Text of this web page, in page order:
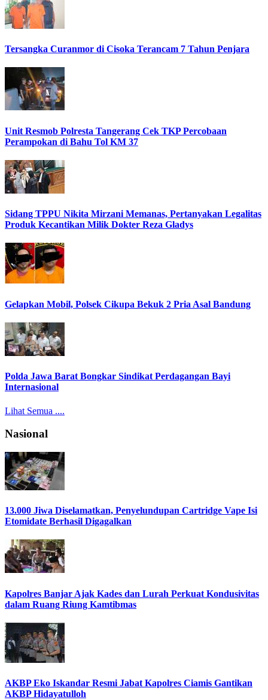
Tersangka Curanmor di Cisoka Terancam 7 Tahun Penjara
Unit Resmob Polresta Tangerang Cek TKP Percobaan
Perampokan di Bahu Tol KM 37
Sidang TPPU Nikita Mirzani Memanas, Pertanyakan Legalitas
Produk Kecantikan Milik Dokter Reza Gladys
Gelapkan Mobil, Polsek Cikupa Bekuk 2 Pria Asal Bandung
Polda Jawa Barat Bongkar Sindikat Perdagangan Bayi
Internasional
Lihat Semua ....
Nasional
13.000 Jiwa Diselamatkan, Penyelundupan Cartridge Vape Isi
Etomidate Berhasil Digagalkan
Kapolres Banjar Ajak Kades dan Lurah Perkuat Kondusivitas
dalam Ruang Riung Kamtibmas
AKBP Eko Iskandar Resmi Jabat Kapolres Ciamis Gantikan
AKBP Hidayatulloh